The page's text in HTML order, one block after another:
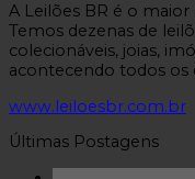
A Leilões BR é o
Temos dezenas de
colecionáveis, joias,
acontecendo todos os
www.leiloesbr.com.br
Últimas Postagens